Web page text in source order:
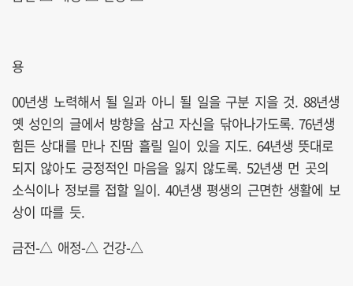
용
00년생 노력해서 될 일과 아니 될 일을 구분 지을 것. 88년생
옛 성인의 글에서 방향을 삼고 자신을 닦아나가도록. 76년생
힘든 상대를 만나 진땀 흘릴 일이 있을 지도. 64년생 뜻대로
되지 않아도 긍정적인 마음을 잃지 않도록. 52년생 먼 곳의
소식이나 정보를 접할 일이. 40년생 평생의 근면한 생활에 보
상이 따를 듯.
금전-△ 애정-△ 건강-△